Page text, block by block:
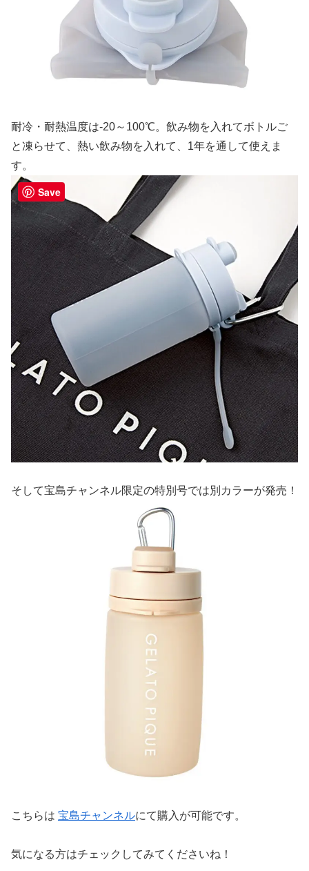
耐冷・耐熱温度は-20～100℃。飲み物を入れてボトルご
と凍らせて、熱い飲み物を入れて、1年を通して使えま
す。
そして宝島チャンネル限定の特別号では別カラーが発売！
こちらは 宝島チャンネルにて購入が可能です。
気になる方はチェックしてみてくださいね！
Save